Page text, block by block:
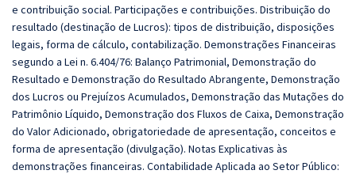
e contribuição social. Participações e contribuições. Distribuição do
resultado (destinação de Lucros): tipos de distribuição, disposições
legais, forma de cálculo, contabilização. Demonstrações Financeiras
segundo a Lei n. 6.404/76: Balanço Patrimonial, Demonstração do
Resultado e Demonstração do Resultado Abrangente, Demonstração
dos Lucros ou Prejuízos Acumulados, Demonstração das Mutações do
Patrimônio Líquido, Demonstração dos Fluxos de Caixa, Demonstração
do Valor Adicionado, obrigatoriedade de apresentação, conceitos e
forma de apresentação (divulgação). Notas Explicativas às
demonstrações financeiras. Contabilidade Aplicada ao Setor Público: